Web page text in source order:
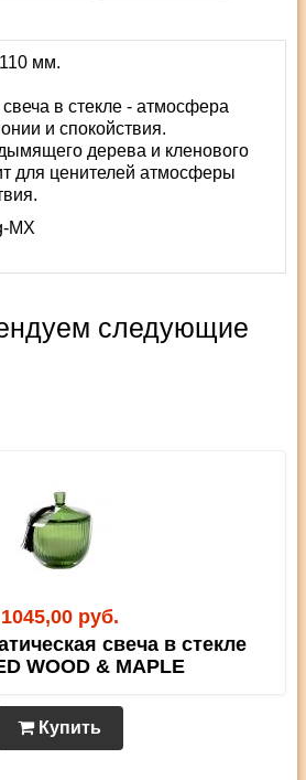
мм.
в стекле - атмосфера
и спокойствия.
дерева и кленового
для ценителей атмосферы
MX
следующие
1045,00 руб.
свеча в стекле
WOOD & MAPLE
Купить